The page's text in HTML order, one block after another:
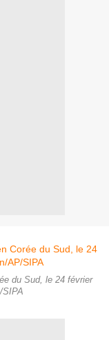
du Sud, le 24 février
SIPA